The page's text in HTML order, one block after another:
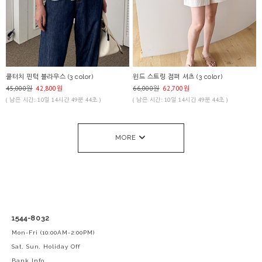
쿨터치 핀턱 블라우스 (3 color)
45,000원 42,800원
( 남은 시간: 10일 14시간 49분 44초 )
윈드 스트링 점퍼 셔츠 (3 color)
66,000원 62,700원
( 남은 시간: 10일 14시간 49분 44초 )
MORE
1544-8032
Mon-Fri (10:00AM-2:00PM)
Sat, Sun, Holiday Off
Bank Info